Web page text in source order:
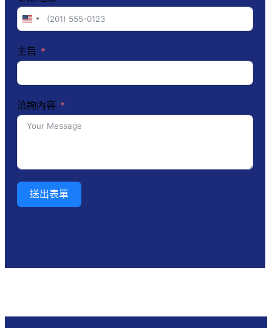
United
States
主旨
洽詢內容
送出表單